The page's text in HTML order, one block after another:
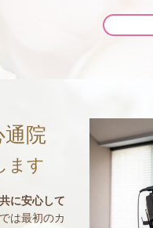
通院
ます
に安心して
は最初のカ